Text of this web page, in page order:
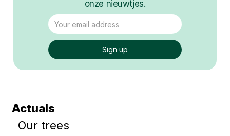
onze nieuwtjes.
Actuals
Our trees